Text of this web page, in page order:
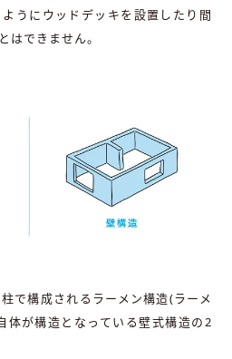
うにウッドデッキを設置したり間
はできません。
で構成されるラーメン構造(ラーメ
体が構造となっている壁式構造の2